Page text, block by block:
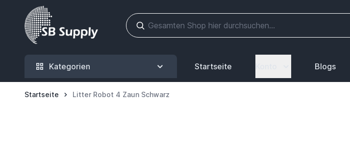
Zum Inhalt springen
Kategorien Startseite Blogs
Startseite Litter Robot 4 Zaun Schwarz